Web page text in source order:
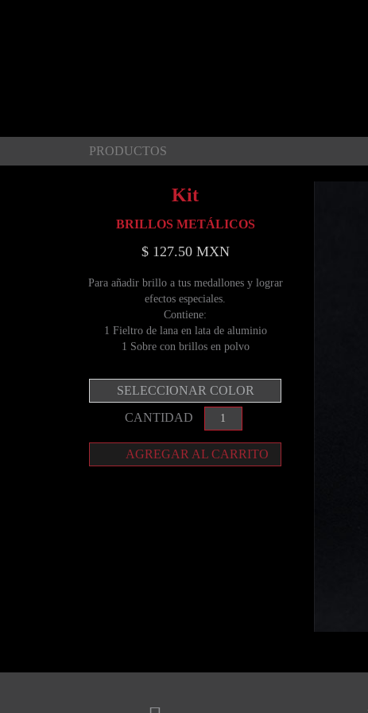
PRODUCTOS
Kit
BRILLOS METÁLICOS
$ 127.50 MXN
Para añadir brillo a tus medallones y lograr
efectos especiales.
Contiene:
1 Fieltro de lana en lata de aluminio
1 Sobre con brillos en polvo
SELECCIONAR COLOR
CANTIDAD
AGREGAR AL CARRITO